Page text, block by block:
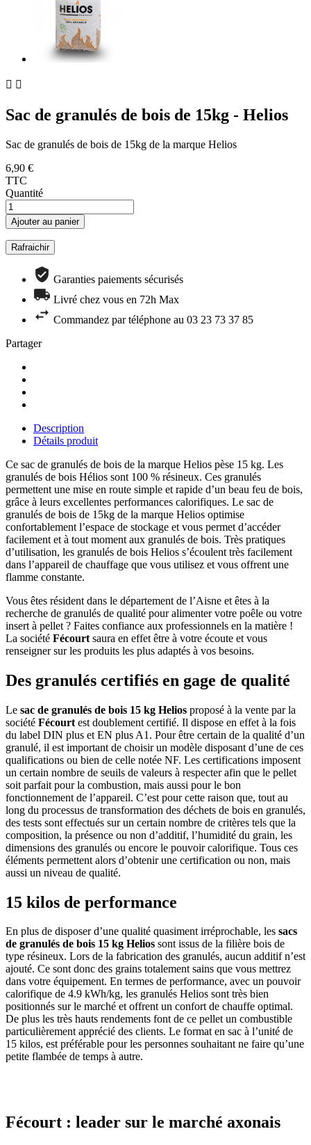
 
Sac de granulés de bois de 15kg - Helios
Sac de granulés de bois de 15kg de la marque Helios
6,90 €
TTC
Quantité
Ajouter au panier
Garanties paiements sécurisés
Livré chez vous en 72h Max
Commandez par téléphone au 03 23 73 37 85
Partager
Description
Détails produit
Ce sac de granulés de bois de la marque Helios pèse 15 kg. Les
granulés de bois Hélios sont 100 % résineux. Ces granulés
permettent une mise en route simple et rapide d’un beau feu de bois,
grâce à leurs excellentes performances calorifiques. Le sac de
granulés de bois de 15kg de la marque Helios optimise
confortablement l’espace de stockage et vous permet d’accéder
facilement et à tout moment aux granulés de bois. Très pratiques
d’utilisation, les granulés de bois Helios s’écoulent très facilement
dans l’appareil de chauffage que vous utilisez et vous offrent une
flamme constante.
Vous êtes résident dans le département de l’Aisne et êtes à la
recherche de granulés de qualité pour alimenter votre poêle ou votre
insert à pellet ? Faites confiance aux professionnels en la matière !
La société Fécourt saura en effet être à votre écoute et vous
renseigner sur les produits les plus adaptés à vos besoins.
Des granulés certifiés en gage de qualité
Le sac de granulés de bois 15 kg Helios proposé à la vente par la
société Fécourt est doublement certifié. Il dispose en effet à la fois
du label DIN plus et EN plus A1. Pour être certain de la qualité d’un
granulé, il est important de choisir un modèle disposant d’une de ces
qualifications ou bien de celle notée NF. Les certifications imposent
un certain nombre de seuils de valeurs à respecter afin que le pellet
soit parfait pour la combustion, mais aussi pour le bon
fonctionnement de l’appareil. C’est pour cette raison que, tout au
long du processus de transformation des déchets de bois en granulés,
des tests sont effectués sur un certain nombre de critères tels que la
composition, la présence ou non d’additif, l’humidité du grain, les
dimensions des granulés ou encore le pouvoir calorifique. Tous ces
éléments permettent alors d’obtenir une certification ou non, mais
aussi un niveau de qualité.
15 kilos de performance
En plus de disposer d’une qualité quasiment irréprochable, les sacs
de granulés de bois 15 kg Helios sont issus de la filière bois de
type résineux. Lors de la fabrication des granulés, aucun additif n’est
ajouté. Ce sont donc des grains totalement sains que vous mettrez
dans votre équipement. En termes de performance, avec un pouvoir
calorifique de 4.9 kWh/kg, les granulés Helios sont très bien
positionnés sur le marché et offrent un confort de chauffe optimal.
De plus les très hauts rendements font de ce pellet un combustible
particulièrement apprécié des clients. Le format en sac à l’unité de
15 kilos, est préférable pour les personnes souhaitant ne faire qu’une
petite flambée de temps à autre.
Fécourt : leader sur le marché axonais